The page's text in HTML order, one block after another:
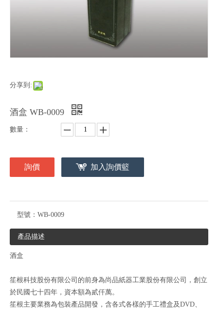
分享到:
酒盒 WB-0009
數量：
詢價 加入詢價籃
型號： WB-0009
產品描述
酒盒
笙根科技股份有限公司的前身為尚品紙器工業股份有限公司，創立
於民國七十四年，資本額為貳仟萬。
笙根主要業務為包裝產品開發，含各式各樣的手工禮盒及DVD、